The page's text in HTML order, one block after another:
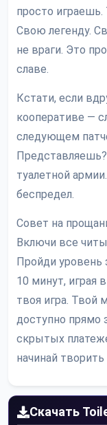
просто
Свою легенду.
не враги. Это
славе.
Кстати, если
кооперативе —
следующем
туалетной
беспредел.
Совет на
Включи все
Пройди уровень
10 минут, играя
твоя игра. Твой
доступно прямо
скрытых
начинай творить
Скачать